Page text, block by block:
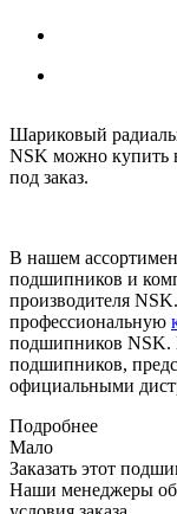
Шариковый
NSK можно купить
под заказ.
В нашем
подшипников и
производителя
профессиональную
подшипников NSK.
подшипников,
официальными
Подробнее
Мало
Заказать этот
Наши менеджеры